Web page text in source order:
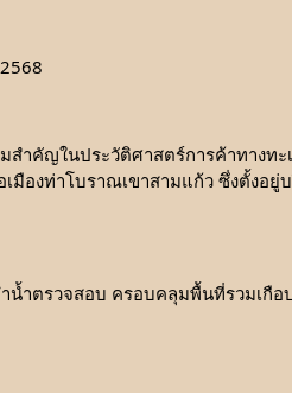
ำคัญในประวัติศาสตร์การค้าทางท
องท่าโบราณเขาสามแก้ว ซึ่งตั้งอยู่
น้ำตรวจสอบ ครอบคลุมพื้นที่รวมเกือ